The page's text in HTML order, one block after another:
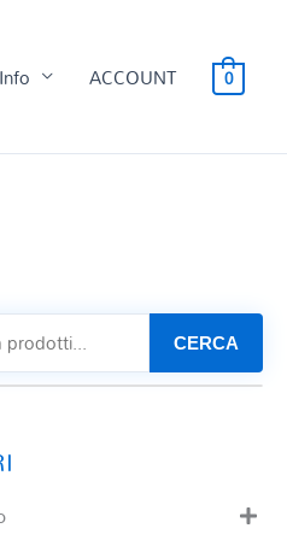
Info ACCOUNT 0
CERCA